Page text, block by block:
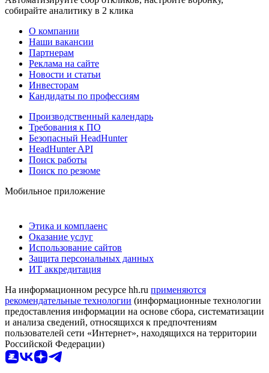
собирайте аналитику в 2 клика
О компании
Наши вакансии
Партнерам
Реклама на сайте
Новости и статьи
Инвесторам
Кандидаты по профессиям
Производственный календарь
Требования к ПО
Безопасный HeadHunter
HeadHunter API
Поиск работы
Поиск по резюме
Мобильное приложение
Этика и комплаенс
Оказание услуг
Использование сайтов
Защита персональных данных
ИТ аккредитация
На информационном ресурсе hh.ru применяются
рекомендательные технологии (информационные технологии
предоставления информации на основе сбора, систематизации
и анализа сведений, относящихся к предпочтениям
пользователей сети «Интернет», находящихся на территории
Российской Федерации)